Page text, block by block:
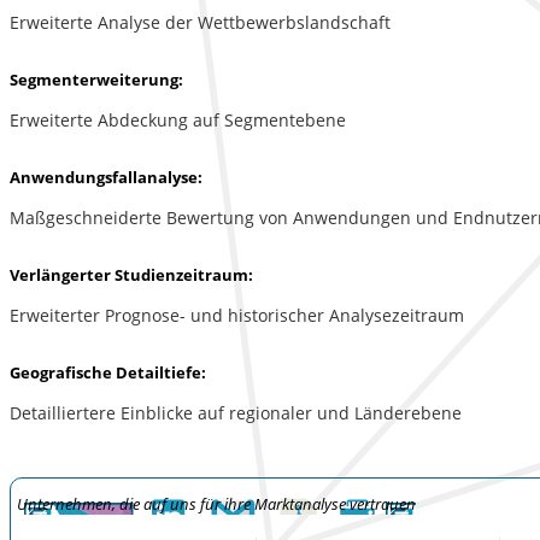
Erweiterte Analyse der Wettbewerbslandschaft
Segmenterweiterung:
Erweiterte Abdeckung auf Segmentebene
Anwendungsfallanalyse:
Maßgeschneiderte Bewertung von Anwendungen und
Verlängerter Studienzeitraum:
Erweiterter Prognose- und historischer Analysezeitraum
Geografische Detailtiefe:
Detailliertere Einblicke auf regionaler und Länderebene
Unternehmen, die auf uns für ihre Marktanalyse vertrauen